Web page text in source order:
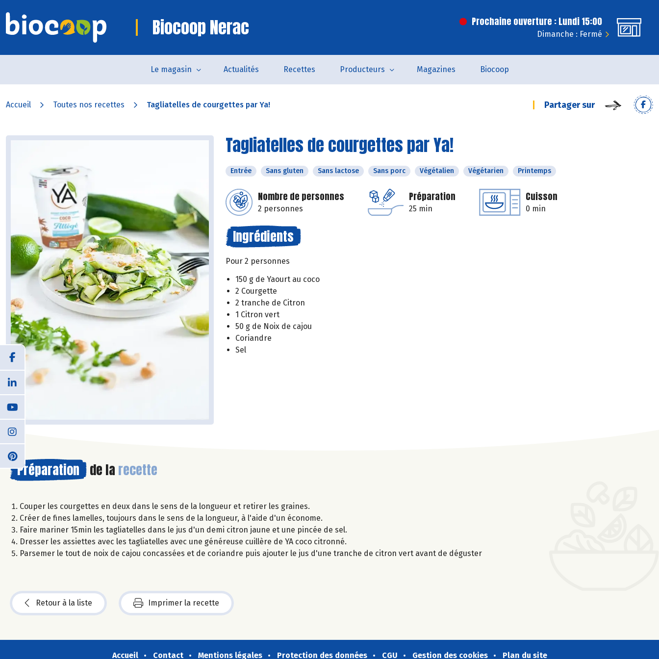
Biocoop Nerac Prochaine ouverture : Lundi 15:00
Dimanche : Fermé
Le magasin Actualités Recettes Producteurs Magazines Biocoop
Accueil Toutes nos recettes Tagliatelles de courgettes par Ya! Partager sur
Tagliatelles de courgettes par Ya!
Entrée Sans gluten Sans lactose Sans porc Végétalien Végétarien Printemps
Nombre de personnes
2 personnes
Préparation
25 min
Cuisson
0 min
Ingrédients
Pour 2 personnes
150 g de Yaourt au coco
2 Courgette
2 tranche de Citron
1 Citron vert
50 g de Noix de cajou
Coriandre
Sel
Préparation de la recette
Couper les courgettes en deux dans le sens de la longueur et retirer les graines.
Créer de fines lamelles, toujours dans le sens de la longueur, à l'aide d'un économe.
Faire mariner 15min les tagliatelles dans le jus d'un demi citron jaune et une pincée de sel.
Dresser les assiettes avec les tagliatelles avec une généreuse cuillère de YA coco citronné.
Parsemer le tout de noix de cajou concassées et de coriandre puis ajouter le jus d'une tranche de citron vert avant de déguster
Retour à la liste Imprimer la recette
Accueil Contact Mentions légales Protection des données CGU Gestion des cookies Plan du site